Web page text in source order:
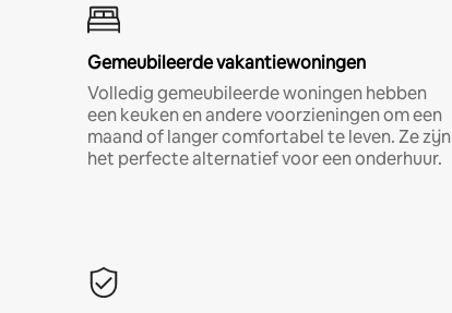
Gemeubileerde vakantiewoningen
Volledig gemeubileerde woningen hebben
een keuken en andere voorzieningen om een
maand of langer comfortabel te leven. Ze zijn
het perfecte alternatief voor een onderhuur.